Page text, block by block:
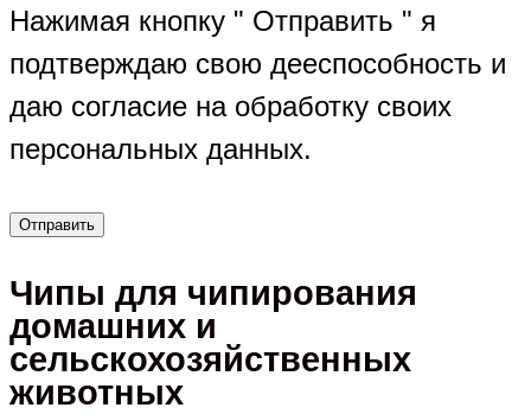
Нажимая кнопку " Отправить " я
подтверждаю свою дееспособность и
даю согласие на обработку своих
персональных данных.
Чипы для чипирования
домашних и
сельскохозяйственных
животных